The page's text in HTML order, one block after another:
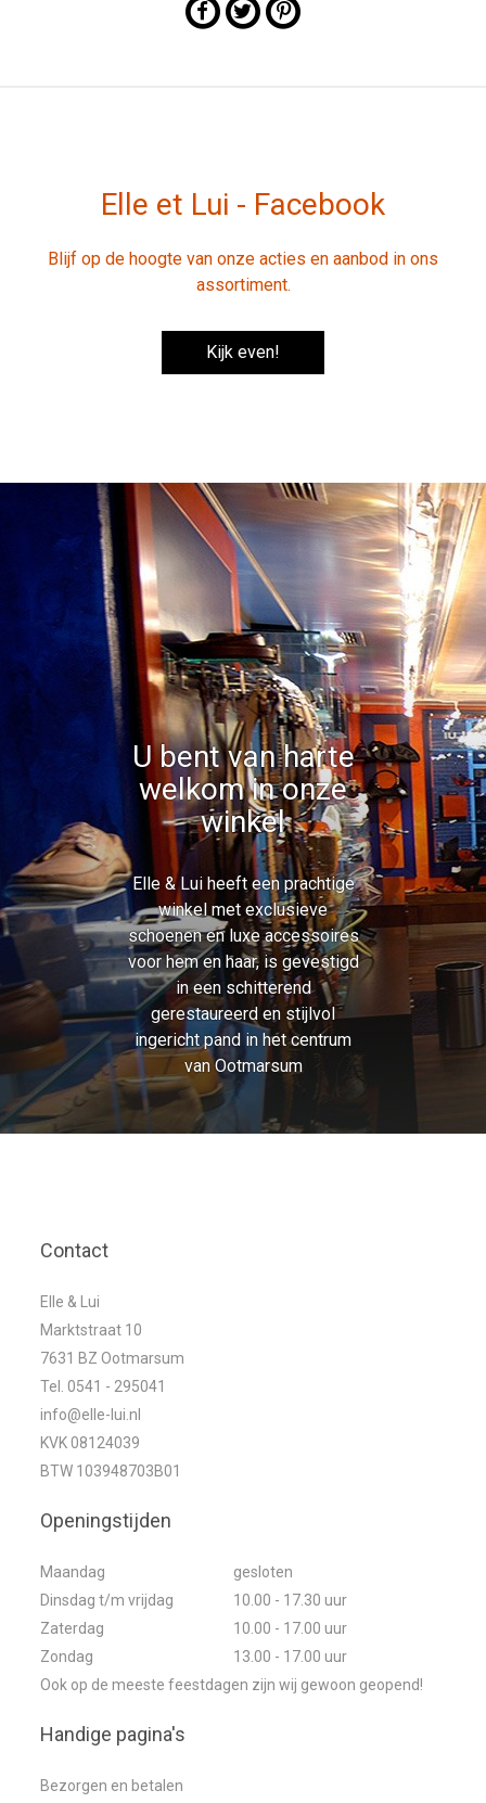
Elle et Lui - Facebook
Blijf op de hoogte van onze acties en aanbod in ons
assortiment.
Kijk even!
U bent van harte
welkom in onze
winkel
Elle & Lui heeft een prachtige
winkel met exclusieve
schoenen en luxe accessoires
voor hem en haar, is gevestigd
in een schitterend
gerestaureerd en stijlvol
ingericht pand in het centrum
van Ootmarsum
Contact
Elle & Lui
Marktstraat 10
7631 BZ Ootmarsum
Tel. 0541 - 295041
info@elle-lui.nl
KVK 08124039
BTW 103948703B01
Openingstijden
Maandag
gesloten
Dinsdag t/m vrijdag
10.00 - 17.30 uur
Zaterdag
10.00 - 17.00 uur
Zondag
13.00 - 17.00 uur
Ook op de meeste feestdagen zijn wij gewoon geopend!
Handige pagina's
Bezorgen en betalen